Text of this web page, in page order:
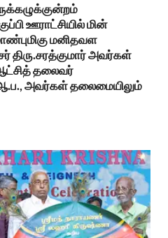
ஊராட்சியில் மின்
மனிதவள
அவர்கள்
தலைவர்
அவர்கள் தலைமையிலும்